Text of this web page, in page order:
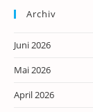
Archiv
Juni 2026
Mai 2026
April 2026